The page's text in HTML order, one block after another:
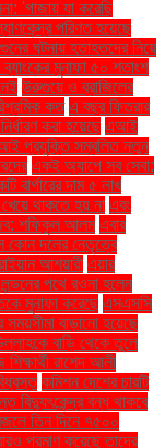
'গাজায় যা করেছি
পরিণত হয়েছে
ঘটনায় হতাহতদের নিয়ে
মুনাফা ৫০ শতাংশ
উরুগুয়ে ও ব্রাজিলের
কত এ বছর ফিতরার
করা হয়েছে এআই
প্রযুক্তি সম্বলিত নতুন
একই অ্যাপে সব সেবা:
বার্গারের দাম ৫ লাখ
থাকতে হয় না এবং
শফিকুল আলম এবার
কোন দলের নেতৃত্বে
আশয়ারী এয়ার
পথে রওনা হলেন
মুনাফা করেছে এসএসসি
বাড়ানো হয়েছে
বাড়ি থেকে তুলে
রাশেদ আলী
কমিশন দেশের চারটি
বিদ্যুৎকেন্দ্র বন্ধ থাকবে
তিন দিনে ৭৫০০
প্রমাণ করেছে তাদের